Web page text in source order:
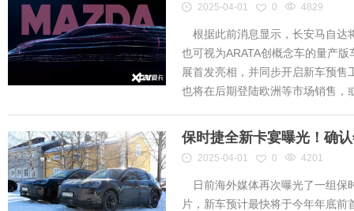
2025-04-01 0 4829
根据此前消息显示，长安马自达
也可视为ARATA创概念车的量产
展首发亮相，并同步开启新车预售
也将在后期登陆欧洲等市场销售，
保时捷全新卡宴曝光！确
2025-04-01 0 4201
日前海外媒体再次曝光了一组保
片，新车预计最快将于今年年底